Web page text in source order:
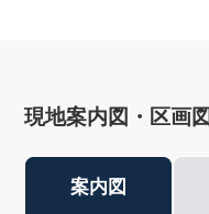
現地案内図・区画図
案内図